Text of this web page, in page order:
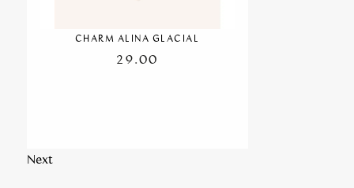
CHARM ALINA GLACIAL
29.00
Next